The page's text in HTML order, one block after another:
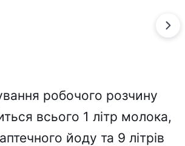
робочого розчину
всього 1 літр молока,
йоду та 9 літрів